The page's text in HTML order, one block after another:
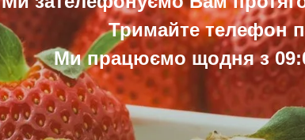
Тримайте телефон
Ми працюємо щодня з